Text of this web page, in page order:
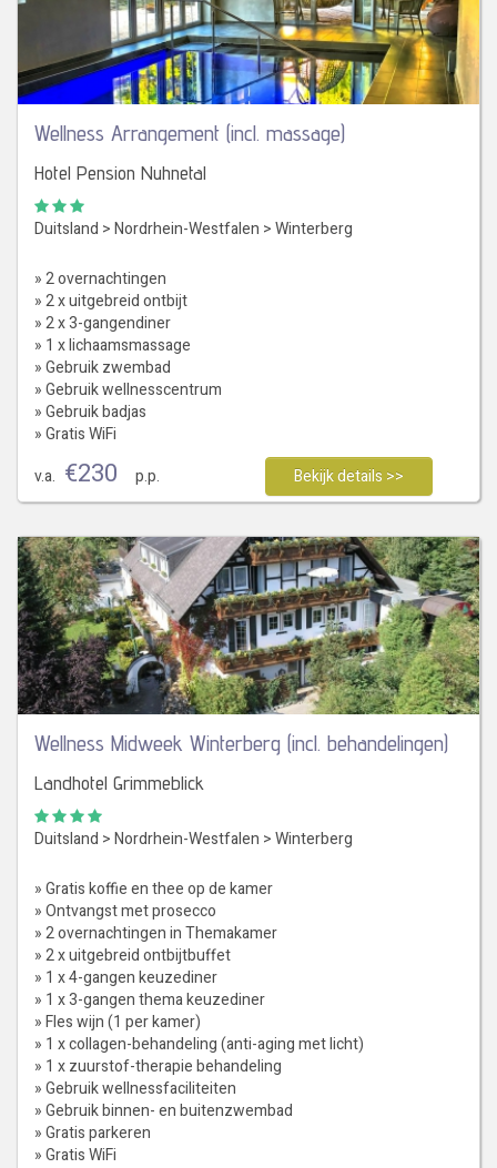
Wellness Arrangement (incl. massage)
Hotel Pension Nuhnetal
Duitsland >Nordrhein-Westfalen >Winterberg
» 2 overnachtingen
» 2 x uitgebreid ontbijt
» 2 x 3-gangendiner
» 1 x lichaamsmassage
» Gebruik zwembad
» Gebruik wellnesscentrum
» Gebruik badjas
» Gratis WiFi
v.a. €230 p.p. Bekijk details >>
Wellness Midweek Winterberg (incl. behandelingen)
Landhotel Grimmeblick
Duitsland >Nordrhein-Westfalen >Winterberg
» Gratis koffie en thee op de kamer
» Ontvangst met prosecco
» 2 overnachtingen in Themakamer
» 2 x uitgebreid ontbijtbuffet
» 1 x 4-gangen keuzediner
» 1 x 3-gangen thema keuzediner
» Fles wijn (1 per kamer)
» 1 x collagen-behandeling (anti-aging met licht)
» 1 x zuurstof-therapie behandeling
» Gebruik wellnessfaciliteiten
» Gebruik binnen- en buitenzwembad
» Gratis parkeren
» Gratis WiFi